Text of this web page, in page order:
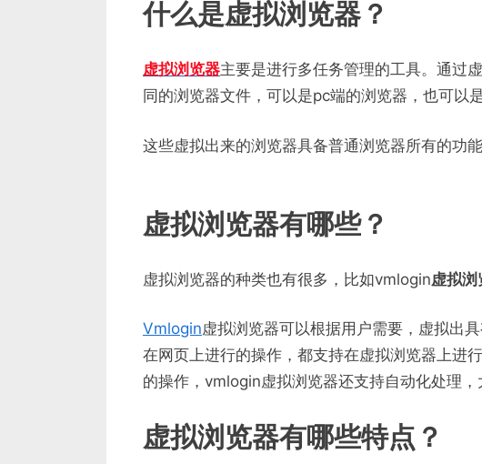
什么是虚拟浏览器？
虚拟浏览器主要是进行多任务管理的工具。通过
同的浏览器文件，可以是pc端的浏览器，也可以
这些虚拟出来的浏览器具备普通浏览器所有的功
虚拟浏览器有哪些？
虚拟浏览器的种类也有很多，比如vmlogin虚拟浏
Vmlogin虚拟浏览器可以根据用户需要，虚拟出
在网页上进行的操作，都支持在虚拟浏览器上进
的操作，vmlogin虚拟浏览器还支持自动化处理，
虚拟浏览器有哪些特点？